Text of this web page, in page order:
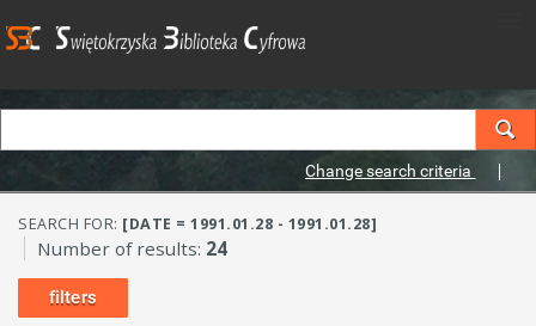
Change search criteria
SEARCH FOR: [DATE = 1991.01.28 - 1991.01.28]
Number of results: 24
filters